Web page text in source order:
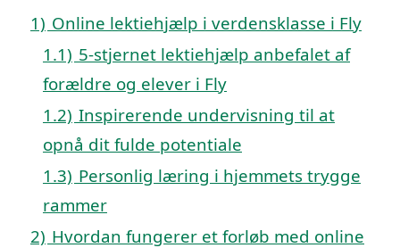
1) Online lektiehjælp i verdensklasse i Fly
1.1) 5-stjernet lektiehjælp anbefalet af
forældre og elever i Fly
1.2) Inspirerende undervisning til at
opnå dit fulde potentiale
1.3) Personlig læring i hjemmets trygge
rammer
2) Hvordan fungerer et forløb med online